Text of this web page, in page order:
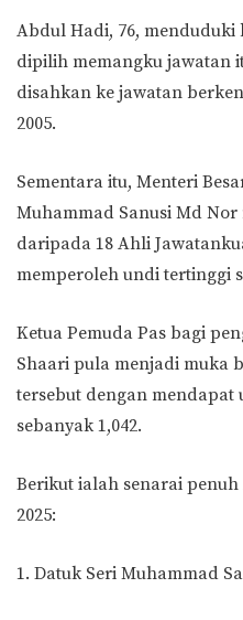
Abdul Hadi, 76, menduduki
dipilih memangku jawatan
disahkan ke jawatan
2005.
Sementara itu, Menteri
Muhammad Sanusi Md
daripada 18 Ahli
memperoleh undi tertinggi
Ketua Pemuda Pas bagi
Shaari pula menjadi muka
tersebut dengan mendapat
sebanyak 1,042.
Berikut ialah senarai penuh
2025:
1. Datuk Seri Muhammad